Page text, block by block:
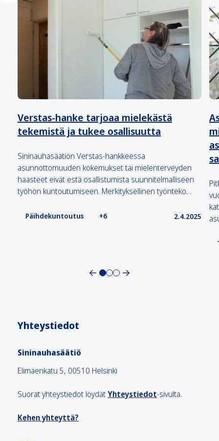
Verstas-hanke tarjoaa mielekästä
tekemistä ja tukee osallisuutta
Sininauhasäätiön Verstas-hankkeessa
asunnottomuuden kokemukset tai mielenterveyden
haasteet eivät estä osallistumista suunnitelmalliseen
työhön kuntoutumiseen. Merkityksellinen työnteko…
Päihdekuntoutus +6 2.4.2025
Yhteystiedot
Sininauhasäätiö
Elimäenkatu 5, 00510 Helsinki
Suorat yhteystiedot löydätYhteystiedot-sivulta.
Kehen yhteyttä?